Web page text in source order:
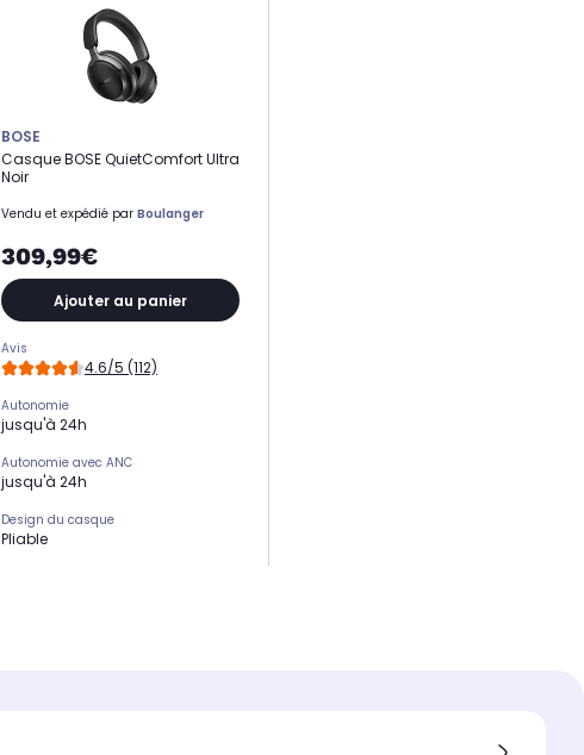
BOSE
Casque BOSE QuietComfort Ultra
Noir
Vendu et expédié par Boulanger
309,99€
Ajouter au panier
Avis
4.6/5 (112)
Autonomie
jusqu'à 24h
Autonomie avec ANC
jusqu'à 24h
Design du casque
Pliable